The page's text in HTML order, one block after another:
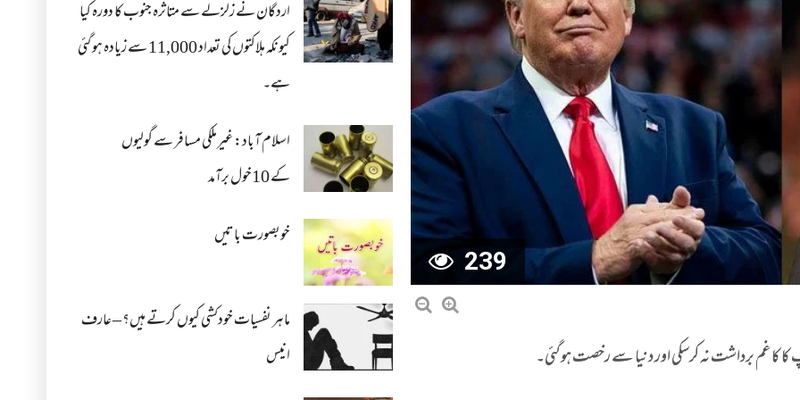
اردگان نے زلزلے سے متاثرہ جنوب کا دورہ کیا
کیونکہ ہلاکتوں کی تعداد 11,000 سے زیادہ ہو گئی
ہے۔
اسلام آباد: غیرملکی مسافر سے گولیوں
کے 10خول برآمد
خوبصورت باتیں
ماہر نفسیات خودکشی کیوں کرتے ہیں؟ – عارف
انیس
239
کا غم برداشت نہ کرسکی اور دنیا سے رخصت ہوگئی۔